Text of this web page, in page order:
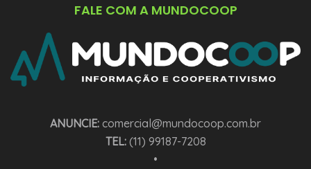
FALE COM A MUNDOCOOP
ANUNCIE: comercial@mundocoop.com.br
TEL:(11) 99187-7208
•